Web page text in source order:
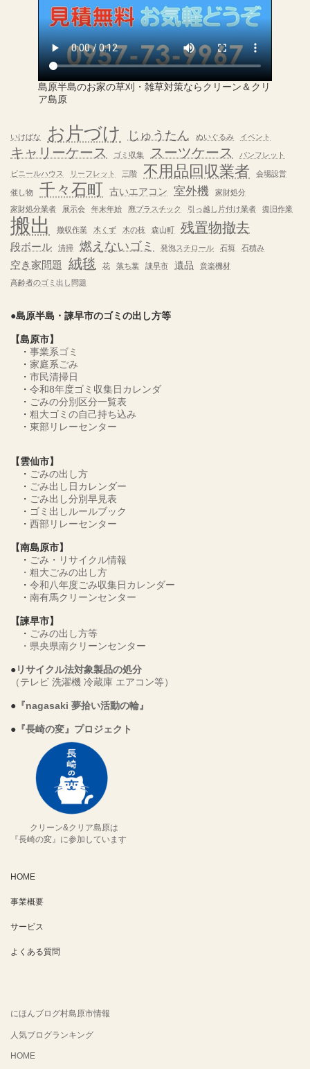
島原半島のお家の草刈・雑草対策ならクリーン＆クリ
ア島原
いけばな お片づけ じゅうたん ぬいぐるみ イベント
キャリーケース ゴミ収集 スーツケース パンフレット
ビニールハウス リーフレット 三階 不用品回収業者 会場設営
催し物 千々石町 古いエアコン 室外機
家財処分
家財処分業者
展示会 年末年始 廃プラスチック 引っ越し片付け業者 復旧作業
搬出 撤収作業 木くず 木の枝 森山町 残置物撤去
段ボール 清掃 燃えないゴミ 発泡スチロール 石垣 石積み
空き家問題 絨毯 花 落ち葉 諌早市 遺品
音楽機材
高齢者のゴミ出し問題
●島原半島・諫早市のゴミの出し方等
【島原市】
・ 事業系ゴミ
・ 家庭系ごみ
・ 市民清掃日
・ 令和8年度ゴミ収集日カレンダ
・ ごみの分別区分一覧表
・ 粗大ゴミの自己持ち込み
・ 東部リレーセンター
【雲仙市】
・ ごみの出し方
・ ごみ出し日カレンダー
・ ごみ出し分別早見表
・ ゴミ出しルールブック
・ 西部リレーセンター
【南島原市】
・ ごみ・リサイクル情報
・ 粗大ごみの出し方
・ 令和八年度ごみ収集日カレンダー
・ 南有馬クリーンセンター
【諫早市】
・ ごみの出し方等
・ 県央県南クリーンセンター
●リサイクル法対象製品の処分
（テレビ 洗濯機 冷蔵庫 エアコン等）
● 『nagasaki 夢拾い活動の輪』
● 『長崎の変』プロジェクト
クリーン&クリア島原は
『長崎の変』に参加しています
HOME
事業概要
サービス
よくある質問
にほんブログ村島原市情報
人気ブログランキング
HOME